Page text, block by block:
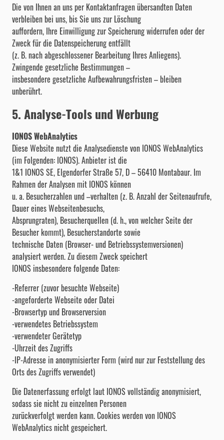
Die von Ihnen an uns per Kontaktanfragen übersandten Daten
verbleiben bei uns, bis Sie uns zur Löschung
auffordern, Ihre Einwilligung zur Speicherung widerrufen oder der
Zweck für die Datenspeicherung entfällt
(z. B. nach abgeschlossener Bearbeitung Ihres Anliegens).
Zwingende gesetzliche Bestimmungen –
insbesondere gesetzliche Aufbewahrungsfristen – bleiben
unberührt.
5. Analyse-Tools und Werbung
IONOS WebAnalytics
Diese Website nutzt die Analysedienste von IONOS WebAnalytics
(im Folgenden: IONOS). Anbieter ist die
1&1 IONOS SE, Elgendorfer Straße 57, D – 56410 Montabaur. Im
Rahmen der Analysen mit IONOS können
u. a. Besucherzahlen und –verhalten (z. B. Anzahl der Seitenaufrufe,
Dauer eines Webseitenbesuchs,
Absprungraten), Besucherquellen (d. h., von welcher Seite der
Besucher kommt), Besucherstandorte sowie
technische Daten (Browser- und Betriebssystemversionen)
analysiert werden. Zu diesem Zweck speichert
IONOS insbesondere folgende Daten:
-Referrer (zuvor besuchte Webseite)
-angeforderte Webseite oder Datei
-Browsertyp und Browserversion
-verwendetes Betriebssystem
-verwendeter Gerätetyp
-Uhrzeit des Zugriffs
-IP-Adresse in anonymisierter Form (wird nur zur Feststellung des
Orts des Zugriffs verwendet)
Die Datenerfassung erfolgt laut IONOS vollständig anonymisiert,
sodass sie nicht zu einzelnen Personen
zurückverfolgt werden kann. Cookies werden von IONOS
WebAnalytics nicht gespeichert.